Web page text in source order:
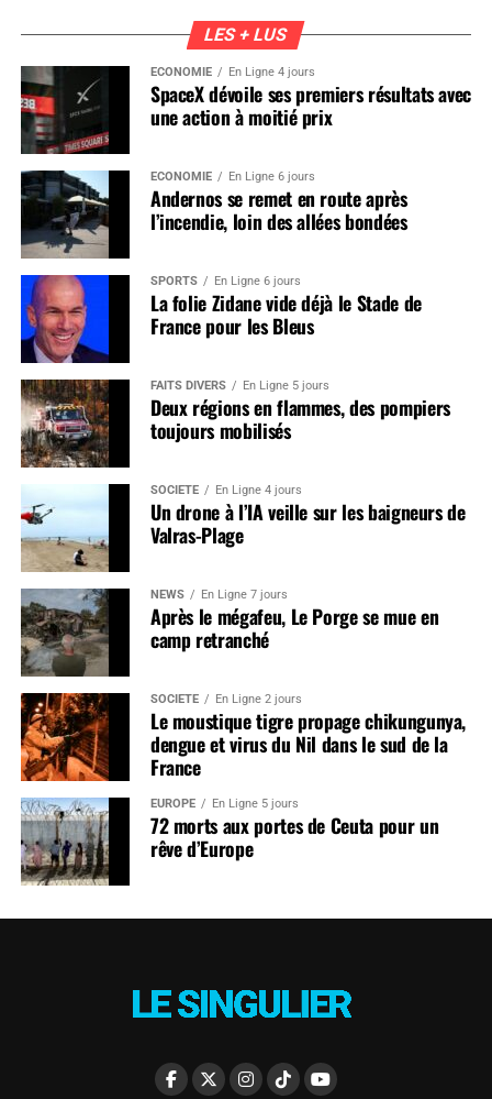
LES + LUS
ÉCONOMIE En Ligne 4 jours
SpaceX dévoile ses premiers résultats avec
une action à moitié prix
ÉCONOMIE En Ligne 6 jours
Andernos se remet en route après
l’incendie, loin des allées bondées
SPORTS En Ligne 6 jours
La folie Zidane vide déjà le Stade de
France pour les Bleus
FAITS DIVERS En Ligne 5 jours
Deux régions en flammes, des pompiers
toujours mobilisés
SOCIÉTÉ En Ligne 4 jours
Un drone à l’IA veille sur les baigneurs de
Valras-Plage
NEWS En Ligne 7 jours
Après le mégafeu, Le Porge se mue en
camp retranché
SOCIÉTÉ En Ligne 2 jours
Le moustique tigre propage chikungunya,
dengue et virus du Nil dans le sud de la
France
EUROPE En Ligne 5 jours
72 morts aux portes de Ceuta pour un
rêve d’Europe